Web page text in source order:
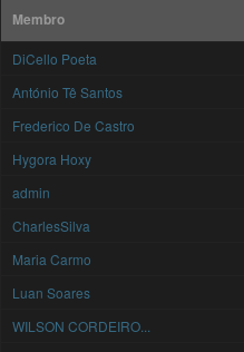
Membro
DiCello Poeta
António Tê Santos
Frederico De Castro
Hygora Hoxy
admin
CharlesSilva
Maria Carmo
Luan Soares
WILSON CORDEIRO...